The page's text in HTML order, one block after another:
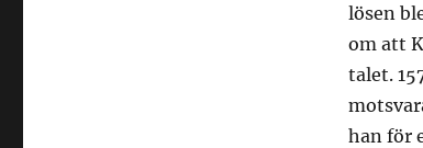
lösen
om att
talet.
han för